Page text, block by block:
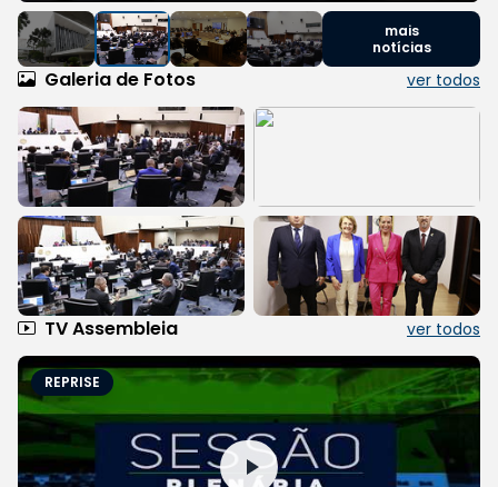
mais
notícias
Galeria de Fotos ver todos
TV Assembleia ver todos
REPRISE